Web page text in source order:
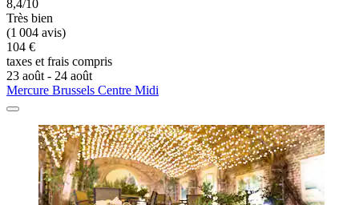
8,4/10
Très bien
(1 004 avis)
104 €
taxes et frais compris
23 août - 24 août
Mercure Brussels Centre Midi